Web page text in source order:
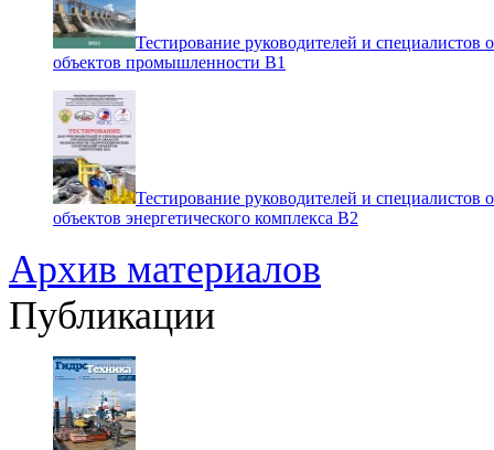
Тестирование руководителей и специалистов
объектов промышленности В1
Тестирование руководителей и специалистов
объектов энергетического комплекса В2
Архив материалов
Публикации